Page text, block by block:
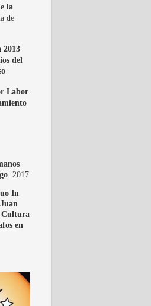
la
de
2013
del
Labor
. 2017
In
Cultura
en